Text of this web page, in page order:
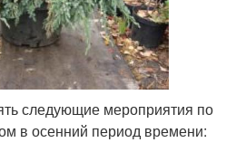
следующие мероприятия по
в осенний период времени: